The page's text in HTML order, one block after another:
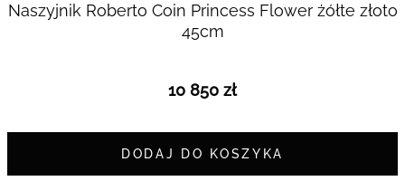
Naszyjnik Roberto Coin Princess Flower żółte złoto
45cm
gallery
10 850 zł
DODAJ DO KOSZYKA